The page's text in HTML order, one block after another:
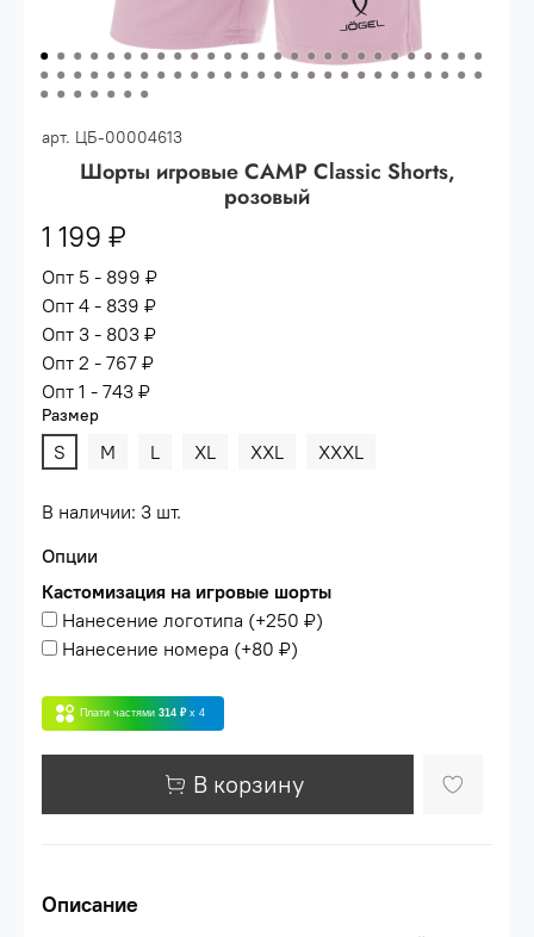
арт. ЦБ-00004613
Шорты игровые CAMP Classic Shorts,
розовый
1 199 ₽
Опт 5 - 899 ₽
Опт 4 - 839 ₽
Опт 3 - 803 ₽
Опт 2 - 767 ₽
Опт 1 - 743 ₽
Размер
S M L XL XXL XXXL
В наличии: 3 шт.
Опции
Кастомизация на игровые шорты
Нанесение логотипа (+250 ₽)
Нанесение номера (+80 ₽)
Плати частями 314 ₽ x 4
В корзину
Описание